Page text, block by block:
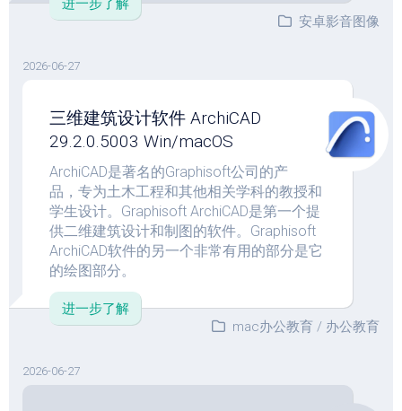
进一步了解
安卓影音图像
2026-06-27
三维建筑设计软件 ArchiCAD
29.2.0.5003 Win/macOS
ArchiCAD是著名的Graphisoft公司的产
品，专为土木工程和其他相关学科的教授和
学生设计。Graphisoft ArchiCAD是第一个提
供二维建筑设计和制图的软件。Graphisoft
ArchiCAD软件的另一个非常有用的部分是它
的绘图部分。
进一步了解
mac办公教育 / 办公教育
2026-06-27